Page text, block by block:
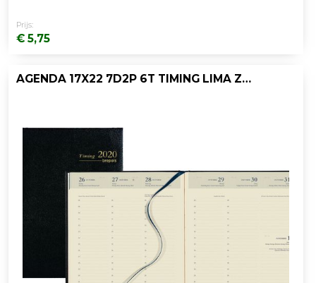
Prijs:
€ 5,75
AGENDA 17X22 7D2P 6T TIMING LIMA ZWART